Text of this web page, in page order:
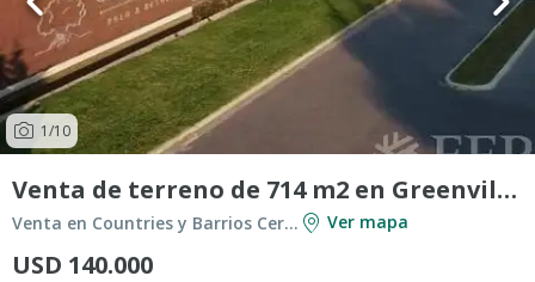
1/10
Venta de terreno de 714 m2 en Greenville Polo and Resort
Venta en Countries y Barrios Cerrados en Berazategui Ver mapa
USD 140.000